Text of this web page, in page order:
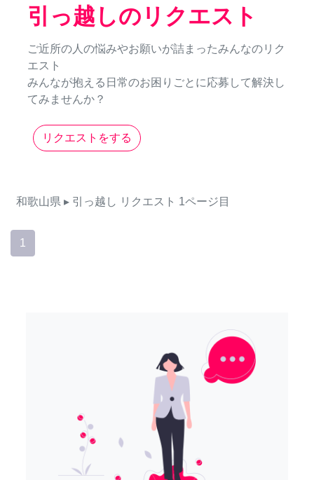
引っ越しのリクエスト
ご近所の人の悩みやお願いが詰まったみんなのリク
エスト
みんなが抱える日常のお困りごとに応募して解決し
てみませんか？
リクエストをする
和歌山県 ▸ 引っ越し リクエスト 1ページ目
1